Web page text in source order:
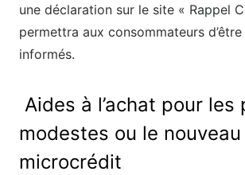
une déclaration sur le site « Rappel
permettra aux consommateurs d’être
informés.
Aides à l’achat pour les
modestes ou le nouveau
microcrédit